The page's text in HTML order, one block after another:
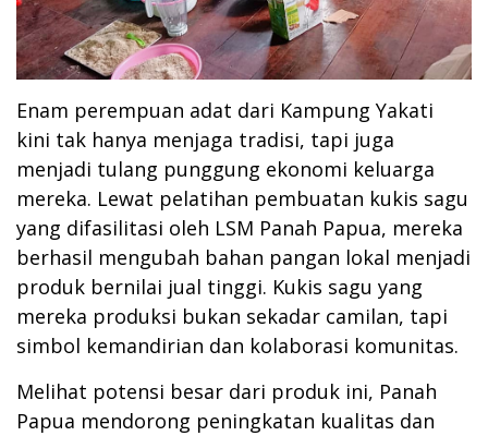
Enam perempuan adat dari Kampung Yakati
kini tak hanya menjaga tradisi, tapi juga
menjadi tulang punggung ekonomi keluarga
mereka. Lewat pelatihan pembuatan kukis sagu
yang difasilitasi oleh LSM Panah Papua, mereka
berhasil mengubah bahan pangan lokal menjadi
produk bernilai jual tinggi. Kukis sagu yang
mereka produksi bukan sekadar camilan, tapi
simbol kemandirian dan kolaborasi komunitas.
Melihat potensi besar dari produk ini, Panah
Papua mendorong peningkatan kualitas dan